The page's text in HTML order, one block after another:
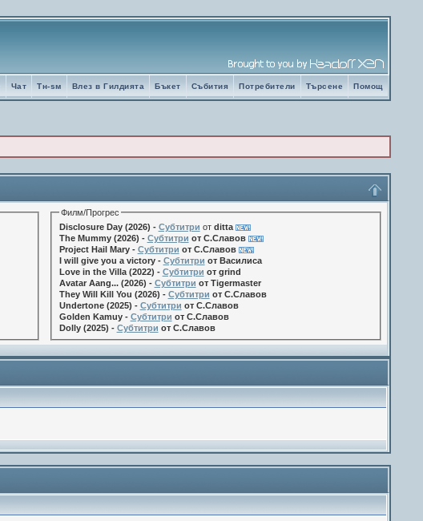
Помощ
Търсене
Потребители
Събития
Бъкет
Влез в Гилдията
Tн-sм
Чат
Филм/Прогрес
Disclosure Day (2026) - Субтитри от ditta
The Mummy (2026) - Субтитри от С.Славов
Project Hail Mary - Субтитри от С.Славов
I will give you a victory - Субтитри от Василиса
Love in the Villa (2022) - Субтитри от grind
Avatar Aang... (2026) - Субтитри от Tigermaster
They Will Kill You (2026) - Субтитри от С.Славов
Undertone (2025) - Субтитри от С.Славов
Golden Kamuy - Субтитри от С.Славов
Dolly (2025) - Субтитри от С.Славов